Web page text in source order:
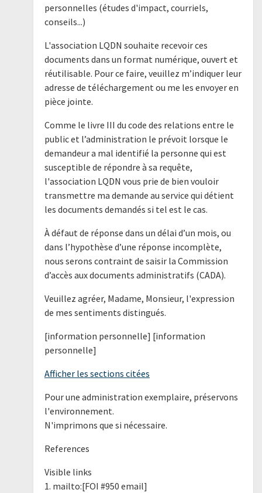
personnelles (études d'impact, courriels,
conseils...)
L'association LQDN souhaite recevoir ces
documents dans un format numérique, ouvert et
réutilisable. Pour ce faire, veuillez m’indiquer leur
adresse de téléchargement ou me les envoyer en
pièce jointe.
Comme le livre III du code des relations entre le
public et l’administration le prévoit lorsque le
demandeur a mal identifié la personne qui est
susceptible de répondre à sa requête,
l'association LQDN vous prie de bien vouloir
transmettre ma demande au service qui détient
les documents demandés si tel est le cas.
À défaut de réponse dans un délai d’un mois, ou
dans l’hypothèse d’une réponse incomplète,
nous serons contraint de saisir la Commission
d’accès aux documents administratifs (CADA).
Veuillez agréer, Madame, Monsieur, l'expression
de mes sentiments distingués.
[information personnelle] [information
personnelle]
Afficher les sections citées
Pour une administration exemplaire, préservons
l'environnement.
N'imprimons que si nécessaire.
References
Visible links
1. mailto:[FOI #950 email]